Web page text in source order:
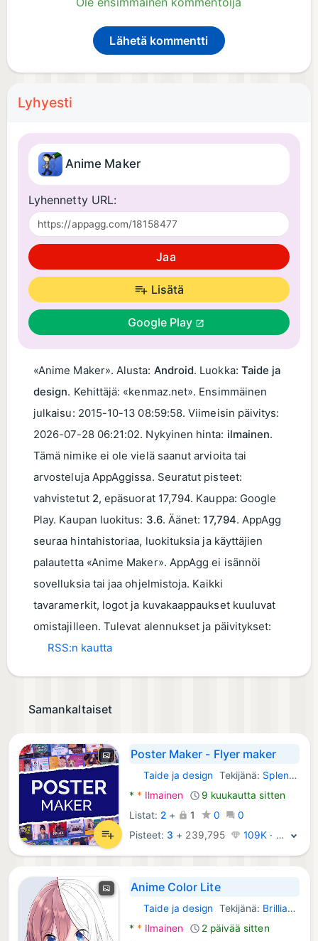
Lähetä kommentti
Lyhyesti
Anime Maker
Lyhennetty URL:
Jaa
Lisätä
Google Play
«Anime Maker». Alusta: Android. Luokka: Taide ja
design. Kehittäjä: «kenmaz.net». Ensimmäinen
julkaisu: 2015-10-13 08:59:58. Viimeisin päivitys:
2026-07-28 06:21:02. Nykyinen hinta: ilmainen.
Tämä nimike ei ole vielä saanut arvioita tai
arvosteluja AppAggissa. Seuratut pisteet:
vahvistetut 2, epäsuorat 17,794. Kauppa: Google
Play. Kaupan luokitus: 3.6. Äänet:17,794. AppAgg
seuraa hintahistoriaa, luokituksia ja käyttäjien
palautetta «Anime Maker». AppAgg ei isännöi
sovelluksia tai jaa ohjelmistoja. Kaikki
tavaramerkit, logot ja kuvakaappaukset kuuluvat
omistajilleen. Tulevat alennukset ja päivitykset:
RSS:n kautta
Samankaltaiset
Poster Maker - Flyer maker
Android Sovellukset:
Taide ja design Tekijänä: Splendid App Maker
* * Ilmainen
9 kuukautta sitten
Listat: 2 + 1 0
0
Pisteet: 3 + 239,795 109K · Legenda
Anime Color Lite
Android Sovellukset:
Taide ja design Tekijänä: Brilliant Games Private Ltd.
* * Ilmainen
2 päivää sitten